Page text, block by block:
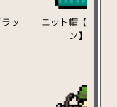
ッ
ニット帽【グリー
ン】